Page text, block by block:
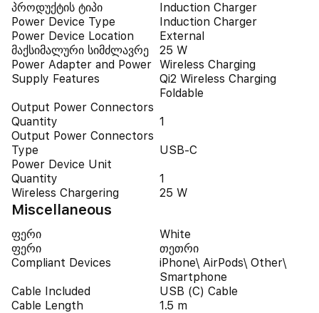
პროდუქტის ტიპი
Induction Charger
Power Device Type
Induction Charger
Power Device Location
External
მაქსიმალური სიმძლავრე
25 W
Power Adapter and Power
Supply Features
Wireless Charging
Qi2 Wireless Charging
Foldable
Output Power Connectors
Quantity
1
Output Power Connectors
Type
USB-C
Power Device Unit
Quantity
1
Wireless Chargering
25 W
Miscellaneous
ფერი
White
ფერი
თეთრი
Compliant Devices
iPhone\ AirPods\ Other\
Smartphone
Cable Included
USB (C) Cable
Cable Length
1.5 m